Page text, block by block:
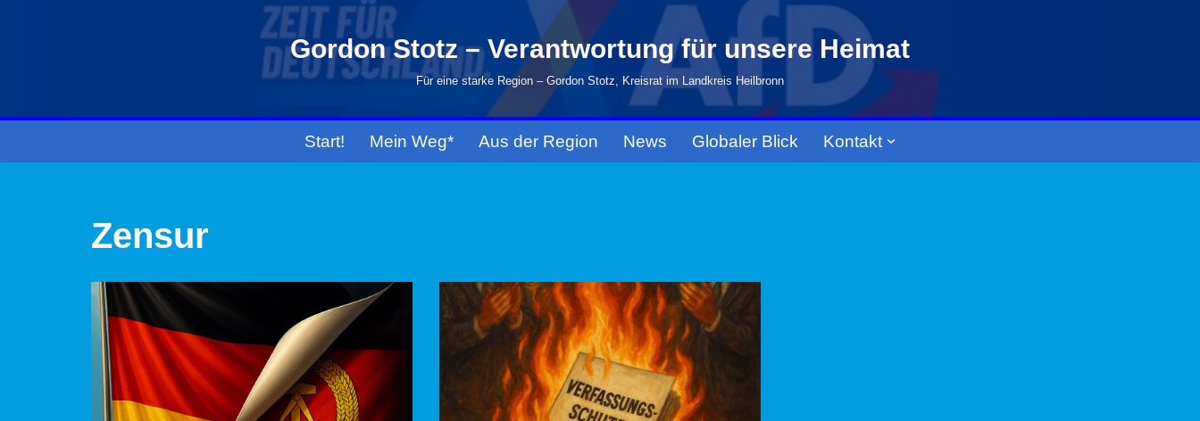
Gordon Stotz – Verantwortung für unsere Heimat
Für eine starke Region – Gordon Stotz, Kreisrat im Landkreis Heilbronn
Start! Mein Weg* Aus der Region News Globaler Blick Kontakt
Zensur